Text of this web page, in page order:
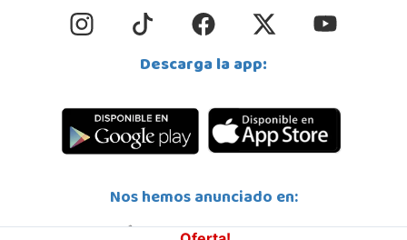
Descarga la app:
Nos hemos anunciado en: